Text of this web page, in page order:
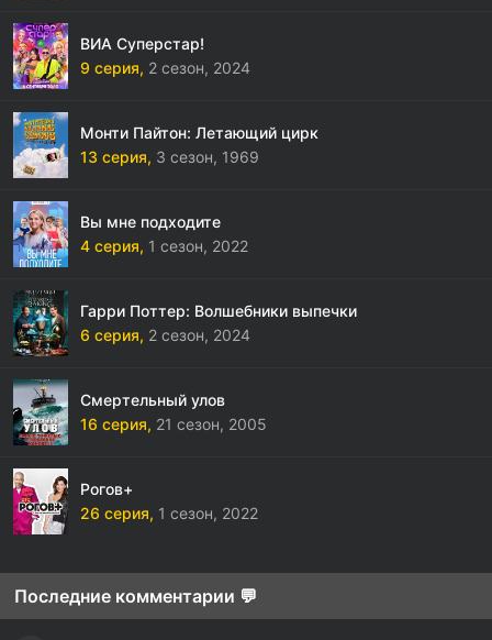
ВИА Суперстар!
9 серия, 2 сезон, 2024
Монти Пайтон: Летающий цирк
13 серия, 3 сезон, 1969
Вы мне подходите
4 серия, 1 сезон, 2022
Гарри Поттер: Волшебники выпечки
6 серия, 2 сезон, 2024
Смертельный улов
16 серия, 21 сезон, 2005
Рогов+
26 серия, 1 сезон, 2022
Последние комментарии 💬